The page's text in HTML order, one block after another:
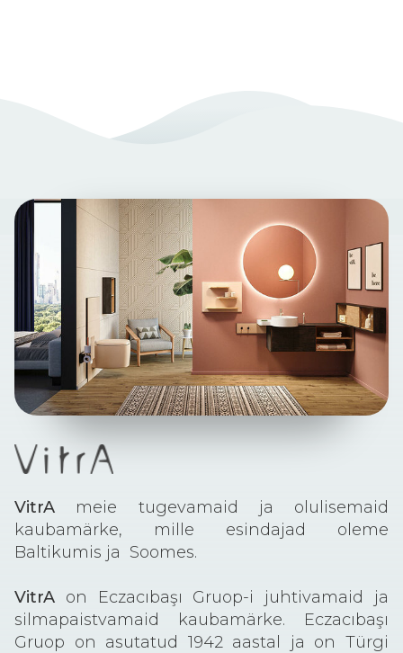
VitrA meie tugevamaid ja olulisemaid
kaubamärke, mille esindajad oleme
Baltikumis ja Soomes.
VitrA on Eczacıbaşı Gruop-i juhtivamaid ja
silmapaistvamaid kaubamärke. Eczacıbaşı
Gruop on asutatud 1942 aastal ja on Türgi